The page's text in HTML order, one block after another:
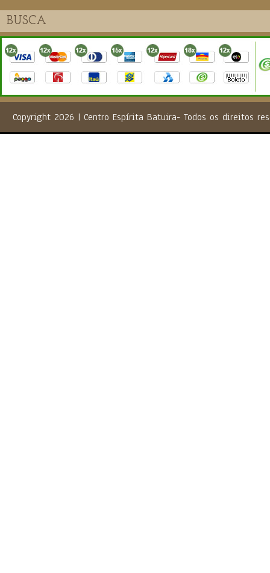
Copyright 2026 | Centro Espírita Batuira- Todos os